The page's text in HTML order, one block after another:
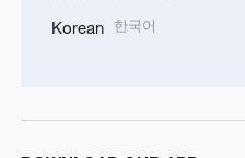
Korean 한국어